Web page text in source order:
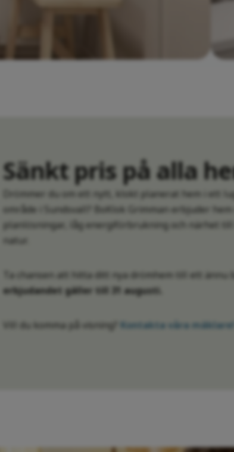
Sänkt pris på alla
Drömmer du om ett nytt, klokt planerat hem i ett
område i Sundsvall? BoKlok Grimman erbjuder
planlösningar, låg energiförbrukning och närhet till
natur.
Ta chansen att hitta ditt nya drömhem till ett ännu
erbjudandet gäller till 31 augusti.
Vill du komma på visning? Kontakta våra mäklare!